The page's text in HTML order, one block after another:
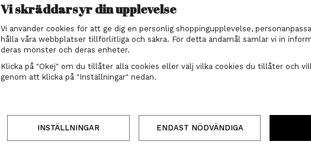
Hårklämma - Cirkel multicolor svart
INFO KÖP
Labubu hårband -
Vi skräddarsyr din upplevelse
Vi använder cookies för att ge dig en personlig shoppingupplevelse,
hålla våra webbplatser tillförlitliga och säkra. För detta ändamål samlar vi in
deras mönster och deras enheter.
Klicka på "Okej" om du tillåter alla cookies eller välj vilka cookies du tillåter och
genom att klicka på "Inställningar" nedan.
INSTÄLLNINGAR ENDAST NÖDVÄNDIGA